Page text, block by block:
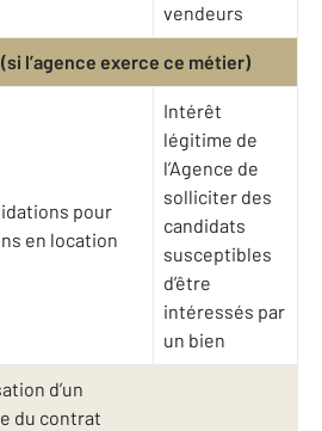
vendeurs
l’agence exerce ce métier)
pour
en location
Intérêt
légitime de
l’Agence de
solliciter des
candidats
susceptibles
d’être
intéressés par
un bien
d’un
du contrat